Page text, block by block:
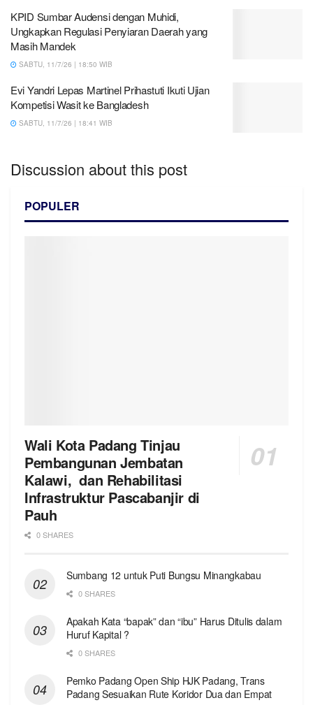
KPID Sumbar Audensi dengan Muhidi,
Ungkapkan Regulasi Penyiaran Daerah yang
Masih Mandek
SABTU, 11/7/26 | 18:50 WIB
Evi Yandri Lepas Martinel Prihastuti Ikuti Ujian
Kompetisi Wasit ke Bangladesh
SABTU, 11/7/26 | 18:41 WIB
Discussion about this post
POPULER
Wali Kota Padang Tinjau
Pembangunan Jembatan
Kalawi, dan Rehabilitasi
Infrastruktur Pascabanjir di
Pauh
0 SHARES
Sumbang 12 untuk Puti Bungsu Minangkabau
0 SHARES
Apakah Kata “bapak” dan “ibu” Harus Ditulis dalam
Huruf Kapital ?
0 SHARES
Pemko Padang Open Ship HJK Padang, Trans
Padang Sesuaikan Rute Koridor Dua dan Empat